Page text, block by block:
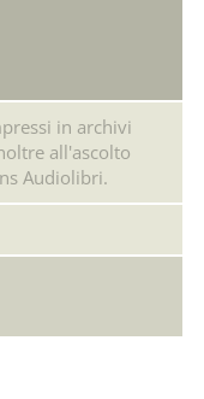
in archivi
all'ascolto
Audiolibri.